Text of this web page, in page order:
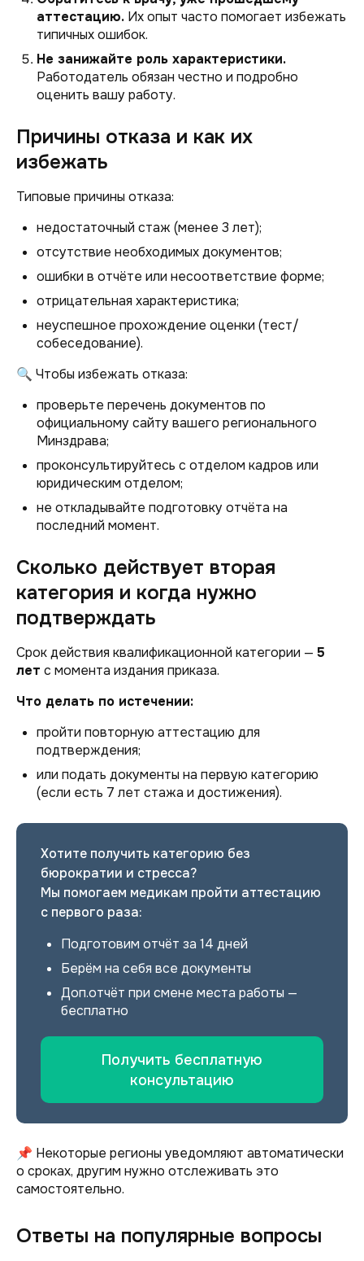
аттестацию. Их опыт часто помогает избежать
типичных ошибок.
Не занижайте роль характеристики.
Работодатель обязан честно и подробно
оценить вашу работу.
Причины отказа и как их
избежать
Типовые причины отказа:
недостаточный стаж (менее 3 лет);
отсутствие необходимых документов;
ошибки в отчёте или несоответствие форме;
отрицательная характеристика;
неуспешное прохождение оценки (тест/
собеседование).
🔍 Чтобы избежать отказа:
проверьте перечень документов по
официальному сайту вашего регионального
Минздрава;
проконсультируйтесь с отделом кадров или
юридическим отделом;
не откладывайте подготовку отчёта на
последний момент.
Сколько действует вторая
категория и когда нужно
подтверждать
Срок действия квалификационной категории — 5
лет с момента издания приказа.
Что делать по истечении:
пройти повторную аттестацию для
подтверждения;
или подать документы на первую категорию
(если есть 7 лет стажа и достижения).
Хотите получить категорию без
бюрократии и стресса?
Мы помогаем медикам пройти аттестацию
с первого раза:
Подготовим отчёт за 14 дней
Берём на себя все документы
Доп.отчёт при смене места работы —
бесплатно
Получить бесплатную
консультацию
📌 Некоторые регионы уведомляют автоматически
о сроках, другим нужно отслеживать это
самостоятельно.
Ответы на популярные вопросы